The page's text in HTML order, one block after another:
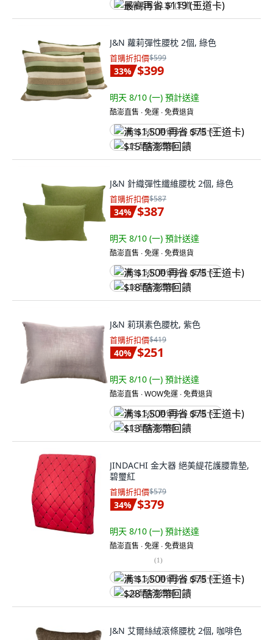
最高再省 $119 (王道卡)
J&N 蘿莉彈性腰枕 2個, 綠色
首購折扣價$599
33% $399
明天 8/10 (一) 預計送達
酷澎直售 ∙ 免運 ∙ 免費退貨
满 $1,500 再省 $75 (王道卡)
$15 酷澎幣回饋
J&N 針織彈性纖維腰枕 2個, 綠色
首購折扣價$587
34% $387
明天 8/10 (一) 預計送達
酷澎直售 ∙ 免運 ∙ 免費退貨
满 $1,500 再省 $75 (王道卡)
$18 酷澎幣回饋
J&N 莉琪素色腰枕, 紫色
首購折扣價$419
40% $251
明天 8/10 (一) 預計送達
酷澎直售 ∙ WOW免運 ∙ 免費退貨
满 $1,500 再省 $75 (王道卡)
$13 酷澎幣回饋
JINDACHI 金大器 絕美緹花護腰靠墊,
碧璽紅
首購折扣價$579
34% $379
明天 8/10 (一) 預計送達
酷澎直售 ∙ 免運 ∙ 免費退貨
(1)
满 $1,500 再省 $75 (王道卡)
$28 酷澎幣回饋
J&N 艾爾絲絨滾條腰枕 2個, 咖啡色